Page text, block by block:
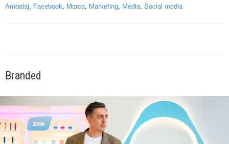
Ambalaj, Facebook, Marca, Marketing, Media, Social media
Branded